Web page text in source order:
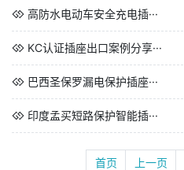
高防水电动车安全充电插···
KC认证插座出口案例分享···
巴西圣保罗漏电保护插座···
印度孟买短路保护智能插···
首页 上一页